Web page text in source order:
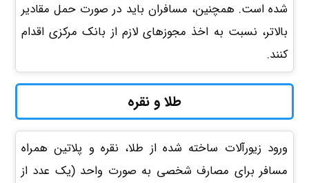
شده است. همچنین، مسافران باید در صورت حمل مقادیر
بالاتر، نسبت به اخذ مجوزهای لازم از بانک مرکزی اقدام
کنند.
طلا و نقره
ورود زیورآلات ساخته شده از طلا، نقره و پلاتین همراه
مسافر برای مصارف شخصی به صورت واحد (یک عدد از